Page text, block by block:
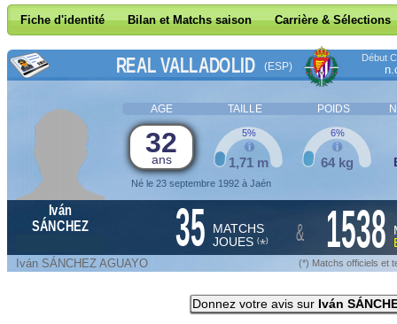
Fiche d'identité Bilan et Matchs saison Carrière & Sélections
REAL VALLADOLID (ESP)
Début
AGE TAILLE POIDS
32
ans
Né le 23 septembre 1992 à Jaén
1,71 m
5%
64 kg
6%
Iván
SÁNCHEZ
35 MATCHS
JOUES (*) & 1538
Iván SÁNCHEZ AGUAYO (*) Matchs officiels et
Donnez votre avis sur Iván